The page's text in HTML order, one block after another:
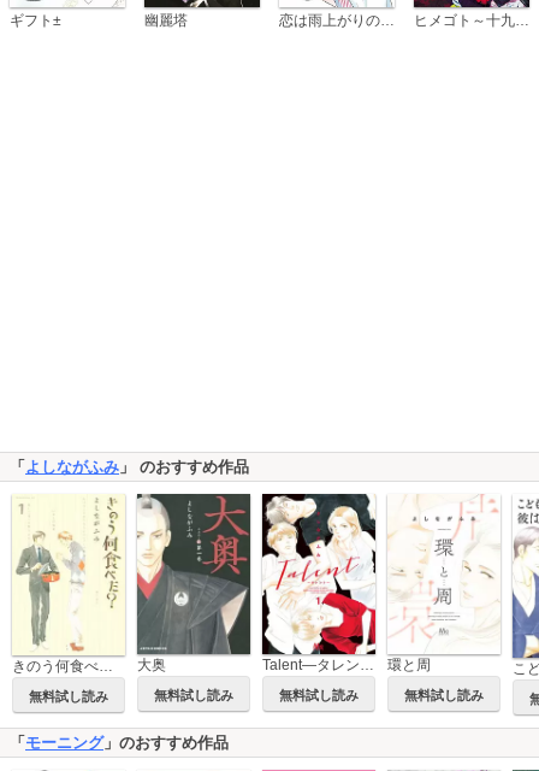
ギフト± 幽麗塔 ヒメゴト～十九歳の制服～
「よしながふみ 」 のおすすめ作品
無料試し読み
大奥
無料試し読み
Talent―タレント―
無料試し読み
環と周
無料試し読み
「モーニング」のおすすめ作品